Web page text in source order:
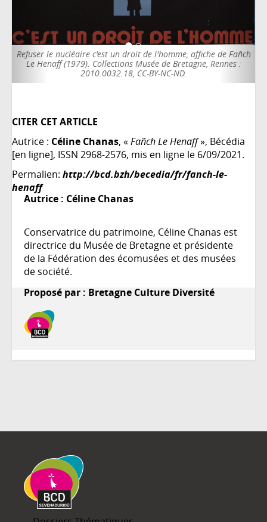
c'est un droit de l'homme, affiche de Fañch
(1979). Collections Musée de Bretagne, Rennes :
2010.0032.18, CC-BY-NC-ND.
Pasqua
Collections
CITER CET ARTICLE
Autrice : Céline Chanas, «Fañch Le Henaff», Bécédia
[en ligne], ISSN 2968-2576, mis en ligne le 6/09/2021.
Permalien: http://bcd.bzh/becedia/fr/fanch-le-
henaff
Autrice : Céline Chanas
Conservatrice du patrimoine, Céline Chanas est
directrice du Musée de Bretagne et présidente
de la Fédération des écomusées et des musées
de société.
Proposé par : Bretagne Culture Diversité